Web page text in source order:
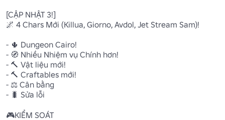
[CẬP NHẬT 3!]
🌌 4 Chars Mới (Killua, Giorno, Avdol, Jet Stream Sam)!
- 🌵 Dungeon Cairo!
- 🧭 Nhiều Nhiệm vụ Chính hơn!
- 🔨 Vật liệu mới!
- 🔨 Craftables mới!
- ⚖️ Cân bằng
- 🐛 Sửa lỗi
🎮KIỂM SOÁT